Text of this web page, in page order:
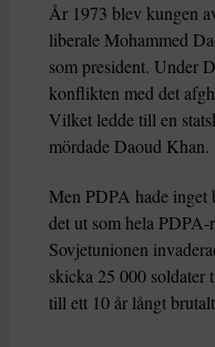
År 1973 blev kungen
liberale Mohammed
som president. Under
konflikten med det
Vilket ledde till en
mördade Daoud Khan.
Men PDPA hade inget
det ut som hela
Sovjetunionen
skicka 25 000 soldater
till ett 10 år långt